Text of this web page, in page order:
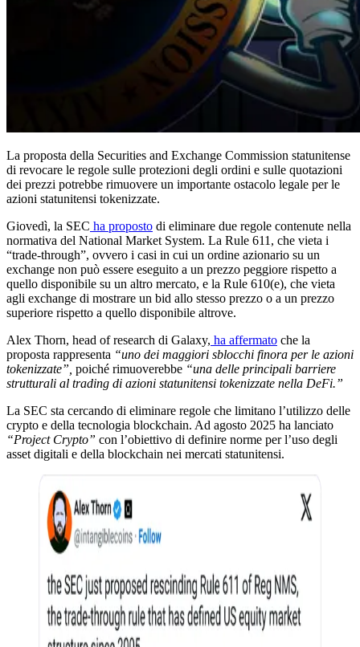
La proposta della Securities and Exchange Commission statunitense
di revocare le regole sulle protezioni degli ordini e sulle quotazioni
dei prezzi potrebbe rimuovere un importante ostacolo legale per le
azioni statunitensi tokenizzate.
Giovedì, la SEC ha proposto di eliminare due regole contenute nella
normativa del National Market System. La Rule 611, che vieta i
“trade-through”, ovvero i casi in cui un ordine azionario su un
exchange non può essere eseguito a un prezzo peggiore rispetto a
quello disponibile su un altro mercato, e la Rule 610(e), che vieta
agli exchange di mostrare un bid allo stesso prezzo o a un prezzo
superiore rispetto a quello disponibile altrove.
Alex Thorn, head of research di Galaxy, ha affermato che la
proposta rappresenta “uno dei maggiori sblocchi finora per le azioni
tokenizzate”, poiché rimuoverebbe “una delle principali barriere
strutturali al trading di azioni statunitensi tokenizzate nella DeFi.”
La SEC sta cercando di eliminare regole che limitano l’utilizzo delle
crypto e della tecnologia blockchain. Ad agosto 2025 ha lanciato
“Project Crypto” con l’obiettivo di definire norme per l’uso degli
asset digitali e della blockchain nei mercati statunitensi.